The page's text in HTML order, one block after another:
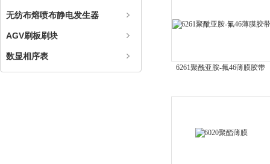
无纺布熔喷布静电发生器
AGV刷板刷块
数显相序表
6261聚酰亚胺-氟46薄膜胶带